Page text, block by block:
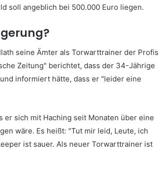
soll angeblich bei 500.000 Euro liegen.
seine Ämter als Torwarttrainer der Profis
Zeitung" berichtet, dass der 34-Jährige
informiert hätte, dass er "leider eine
er sich mit Haching seit Monaten über eine
wäre. Es heißt: "Tut mir leid, Leute, ich
ist sauer. Als neuer Torwarttrainer ist